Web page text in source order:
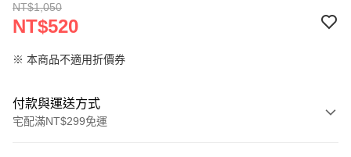
NT$1,050
NT$520
※ 本商品不適用折價券
付款與運送方式
宅配滿NT$299免運